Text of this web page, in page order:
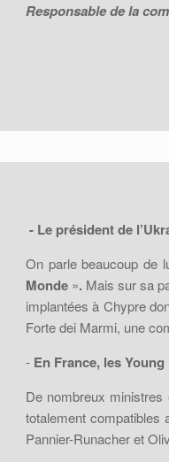
Responsable de la
- Le président de
On parle beaucoup de
Monde ». Mais sur sa
implantées à Chypre
Forte dei Marmi, une
- En France, les
De nombreux
totalement compatibles
Pannier-Runacher et